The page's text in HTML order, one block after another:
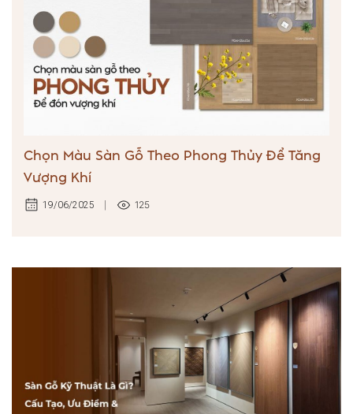
Chọn Màu Sàn Gỗ Theo Phong Thủy Để Tăng
Vượng Khí
19/06/2025 125